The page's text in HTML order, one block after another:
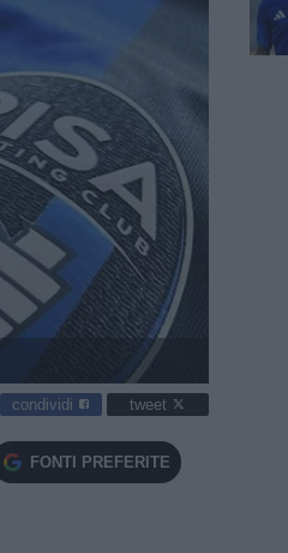
condividi tweet
FONTI PREFERITE